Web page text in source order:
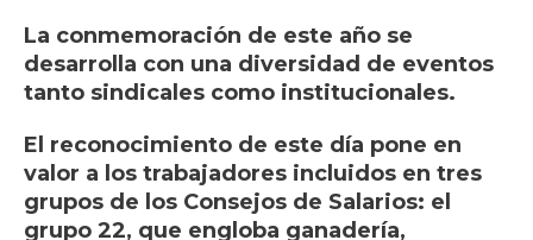
La conmemoración de este año se
desarrolla con una diversidad de eventos
tanto sindicales como institucionales.
El reconocimiento de este día pone en
valor a los trabajadores incluidos en tres
grupos de los Consejos de Salarios: el
grupo 22, que engloba ganadería,